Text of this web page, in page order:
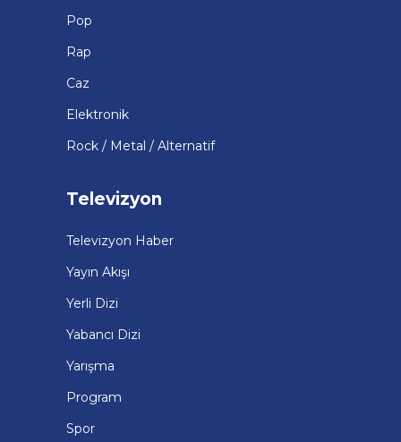
Pop
Rap
Caz
Elektronik
Rock / Metal / Alternatif
Televizyon
Televizyon Haber
Yayın Akışı
Yerli Dizi
Yabancı Dizi
Yarışma
Program
Spor